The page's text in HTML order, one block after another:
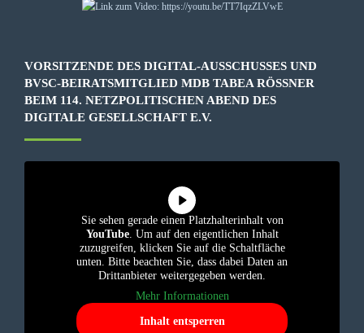
VORSITZENDE DES DIGITAL-AUSSCHUSSES UND
BVSC-BEIRATSMITGLIED MDB TABEA RÖSSNER B
EIM 114. NETZPOLITISCHEN ABEND DES D
IGITALE GESELLSCHAFT E.V.
Sie sehen gerade einen Platzhalterinhalt von
YouTube. Um auf den eigentlichen Inhalt
zuzugreifen, klicken Sie auf die Schaltfläche
unten. Bitte beachten Sie, dass dabei Daten an
Drittanbieter weitergegeben werden.
Mehr Informationen
Inhalt entsperren